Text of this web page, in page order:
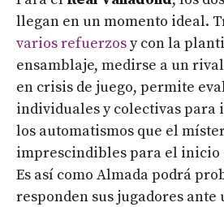
llegan en un momento ideal.
varios refuerzosy con la
ensamblaje, medirse a un
en crisis de juego, permite
individuales y colectivas para
los automatismos que el
imprescindibles para el inicio
Es así como Almada podrá
responden sus jugadores ante